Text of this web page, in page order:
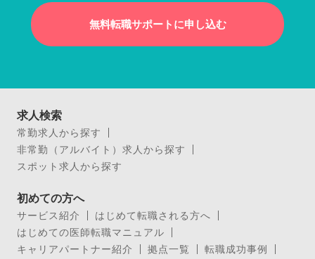
無料転職サポートに申し込む
求人検索
常勤求人から探す
非常勤（アルバイト）求人から探す
スポット求人から探す
初めての方へ
サービス紹介
はじめて転職される方へ
はじめての医師転職マニュアル
キャリアパートナー紹介
拠点一覧
転職成功事例